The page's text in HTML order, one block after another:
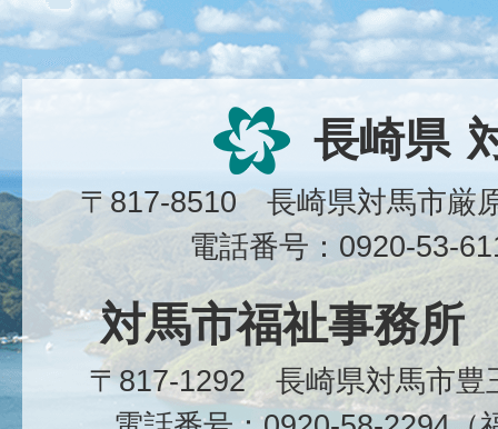
長崎県
〒817-8510 長崎県対馬市
電話番号：0920-53-
対馬市福祉事務所
〒817-1292 長崎県対馬市